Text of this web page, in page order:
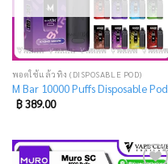
พอตใช้แล้วทิ้ง (DISPOSABLE POD)
M Bar 10000 Puffs Disposable Pod
฿389.00